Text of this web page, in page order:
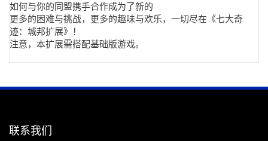
如何与你的同盟携手合作成为了新的
更多的困难与挑战，更多的趣味与欢乐，一切尽在《七大奇
迹：城邦扩展》！
注意，本扩展需搭配基础版游戏。
联系我们